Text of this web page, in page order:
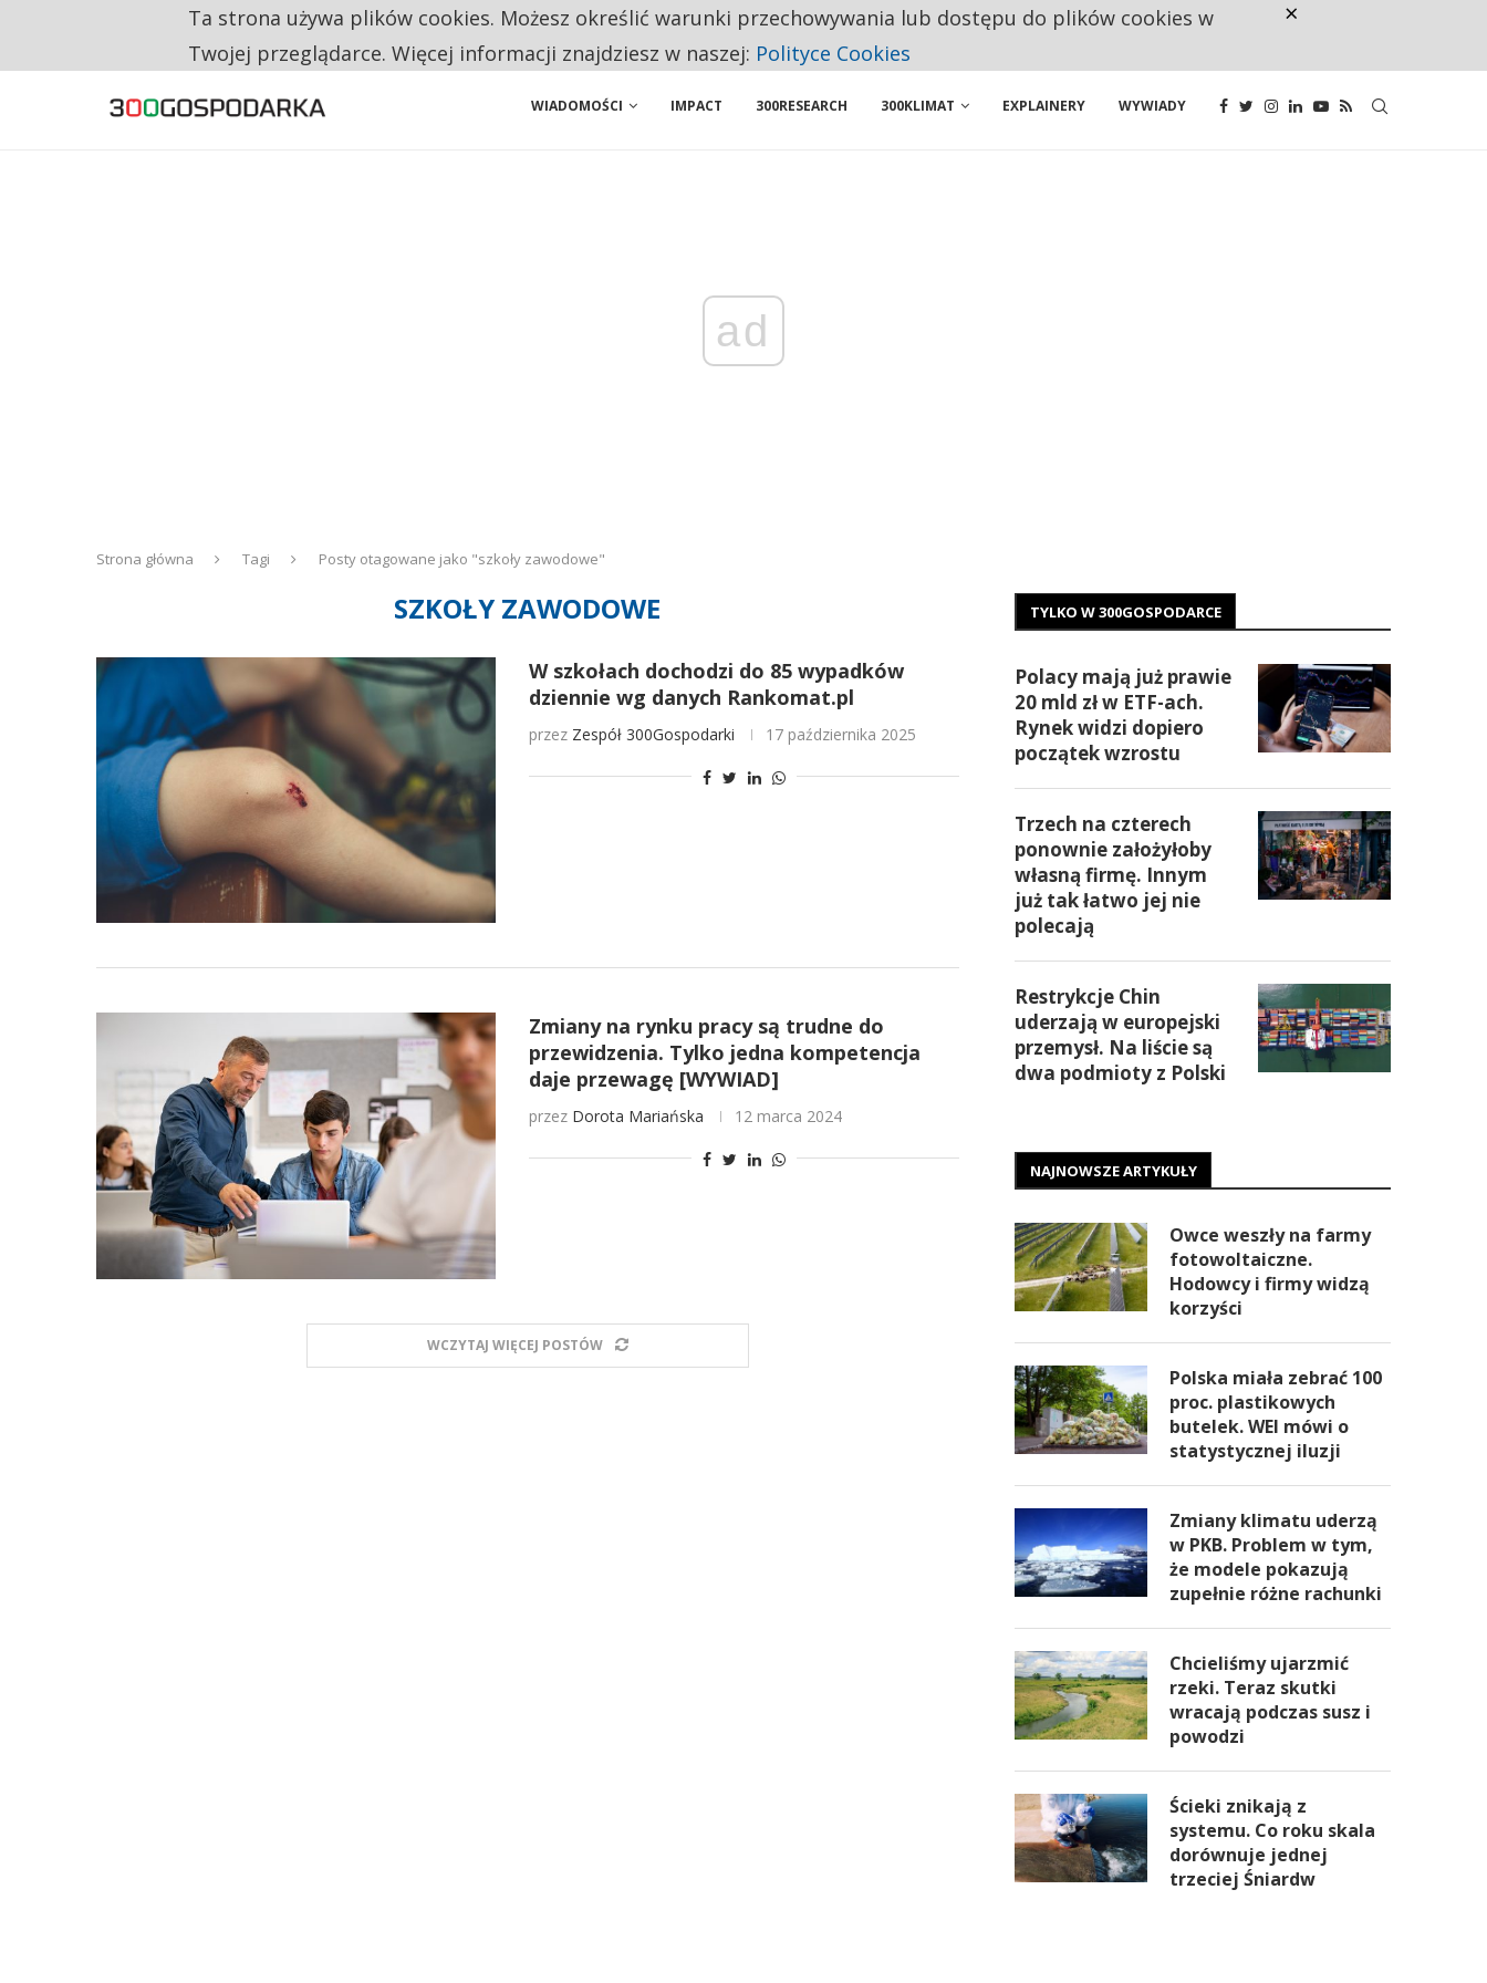
TRZECH NA CZTERECH PONOWNIE ZAŁOŻYŁOBY WŁASNĄ FIRMĘ. INNYM JUŻ TAK ŁATWO JEJ NIE POLECAJĄ
WIADOMOŚCI IMPACT 300RESEARCH 300KLIMAT EXPLAINERY WYWIADY
ad
Strona główna Tagi Posty otagowane jako "szkoły zawodowe"
SZKOŁY ZAWODOWE
W szkołach dochodzi do 85 wypadków
dziennie wg danych Rankomat.pl
przez Zespół 300Gospodarki 17 października 2025
Zmiany na rynku pracy są trudne do
przewidzenia. Tylko jedna kompetencja
daje przewagę [WYWIAD]
przez Dorota Mariańska 12 marca 2024
WCZYTAJ WIĘCEJ POSTÓW
TYLKO W 300GOSPODARCE
Polacy mają już prawie
20 mld zł w ETF-ach.
Rynek widzi dopiero
początek wzrostu
Trzech na czterech
ponownie założyłoby
własną firmę. Innym
już tak łatwo jej nie
polecają
Restrykcje Chin
uderzają w europejski
przemysł. Na liście są
dwa podmioty z Polski
NAJNOWSZE ARTYKUŁY
Owce weszły na farmy
fotowoltaiczne.
Hodowcy i firmy widzą
korzyści
Polska miała zebrać 100
proc. plastikowych
butelek. WEI mówi o
statystycznej iluzji
Zmiany klimatu uderzą
w PKB. Problem w tym,
że modele pokazują
zupełnie różne rachunki
Chcieliśmy ujarzmić
rzeki. Teraz skutki
wracają podczas susz i
powodzi
Ścieki znikają z
systemu. Co roku skala
dorównuje jednej
trzeciej Śniardw
Ta strona używa plików cookies. Możesz określić warunki przechowywania lub dostępu do plików cookies w
Twojej przeglądarce. Więcej informacji znajdziesz w naszej: Polityce Cookies
×